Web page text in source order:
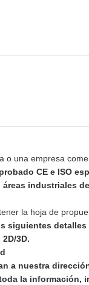
o una empresa
CE e ISO
industriales
la hoja de
siguientes
3D.
a nuestra
la información,